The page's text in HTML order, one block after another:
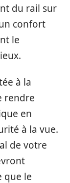
du rail sur
confort
le
à la
rendre
en
à la vue.
de votre
que le